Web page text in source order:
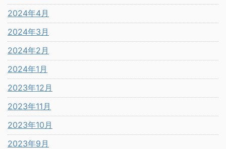
2024年4月
2024年3月
2024年2月
2024年1月
2023年12月
2023年11月
2023年10月
2023年9月